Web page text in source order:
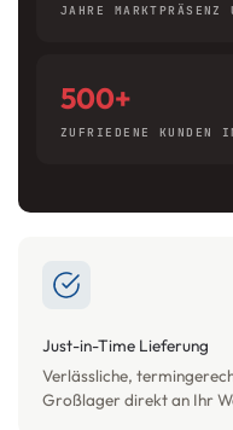
JAHRE MARKTPRÄSENZ
500+
ZUFRIEDENE KUNDEN
Just-in-Time Lieferung
Verlässliche,
Großlager direkt an Ihr